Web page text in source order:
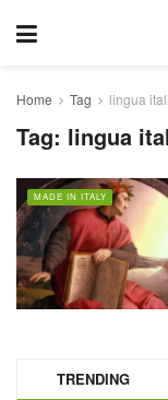
Home Tag lingua
Tag: lingua
MADE IN ITALY
TRENDING